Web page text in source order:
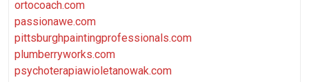
ortocoach.com
passionawe.com
pittsburghpaintingprofessionals.com
plumberryworks.com
psychoterapiawioletanowak.com